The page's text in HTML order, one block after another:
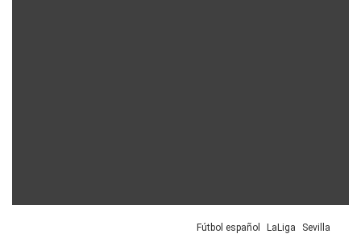
Fútbol español LaLiga Sevilla